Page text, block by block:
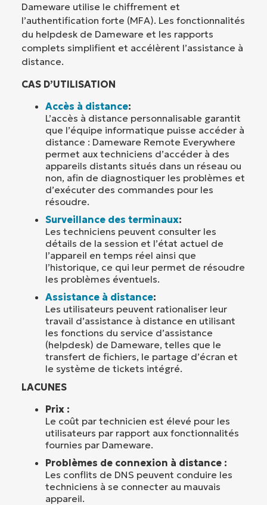
Dameware utilise le chiffrement et
l’authentification forte (MFA). Les fonctionnalités
du helpdesk de Dameware et les rapports
complets simplifient et accélèrent l’assistance à
distance.
CAS D’UTILISATION
Accès à distance:
L’accès à distance personnalisable garantit
que l’équipe informatique puisse accéder à
distance : Dameware Remote Everywhere
permet aux techniciens d’accéder à des
appareils distants situés dans un réseau ou
non, afin de diagnostiquer les problèmes et
d’exécuter des commandes pour les
résoudre.
Surveillance des terminaux:
Les techniciens peuvent consulter les
détails de la session et l’état actuel de
l’appareil en temps réel ainsi que
l’historique, ce qui leur permet de résoudre
les problèmes éventuels.
Assistance à distance:
Les utilisateurs peuvent rationaliser leur
travail d’assistance à distance en utilisant
les fonctions du service d’assistance
(helpdesk) de Dameware, telles que le
transfert de fichiers, le partage d’écran et
le système de tickets intégré.
LACUNES
Prix :
Le coût par technicien est élevé pour les
utilisateurs par rapport aux fonctionnalités
fournies par Dameware.
Problèmes de connexion à distance :
Les conflits de DNS peuvent conduire les
techniciens à se connecter au mauvais
appareil.